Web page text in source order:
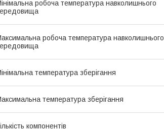
робоча температура навколишнього
робоча температура навколишнього
температура зберігання
температура зберігання
компонентів